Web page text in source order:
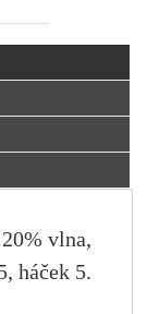
vlna,
háček 5.